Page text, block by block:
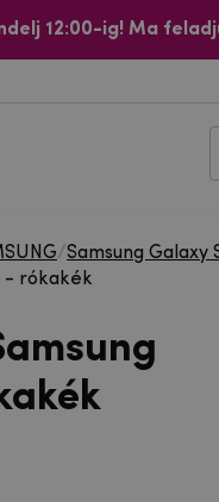
12:00-ig! Ma
/Samsung Galaxy
- rókakék